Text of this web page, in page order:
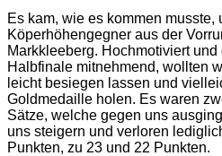
Es kam, wie es kommen musste,
Köperhöhengegner aus der
Markkleeberg. Hochmotiviert
Halbfinale mitnehmend, wollten
leicht besiegen lassen und
Goldmedaille holen. Es waren
Sätze, welche gegen uns
uns steigern und verloren
Punkten, zu 23 und 22 Punkten.